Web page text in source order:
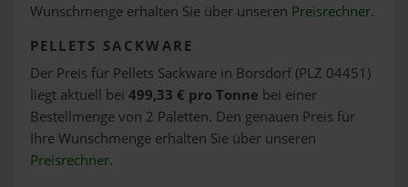
Wunschmenge erhalten Sie über unseren Preisrechner.
PELLETS SACKWARE
Der Preis für Pellets Sackware in Borsdorf (PLZ 04451)
liegt aktuell bei 499,33 € pro Tonne bei einer
Bestellmenge von 2 Paletten. Den genauen Preis für
Ihre Wunschmenge erhalten Sie über unseren
Preisrechner.